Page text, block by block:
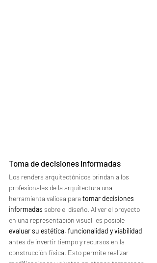
Toma de decisiones informadas
Los renders arquitectónicos brindan a los
profesionales de la arquitectura una
herramienta valiosa para tomar decisiones
informadas sobre el diseño. Al ver el proyecto
en una representación visual, es posible
evaluar su estética, funcionalidad y viabilidad
antes de invertir tiempo y recursos en la
construcción física. Esto permite realizar